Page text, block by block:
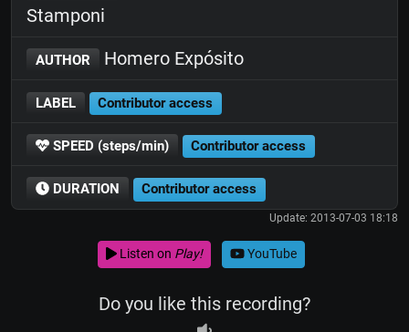
Stamponi
AUTHOR Homero Expósito
LABEL Contributor access
SPEED (steps/min) Contributor access
DURATION Contributor access
Update: 2013-07-03 18:18
Listen on Play! YouTube
Do you like this recording?